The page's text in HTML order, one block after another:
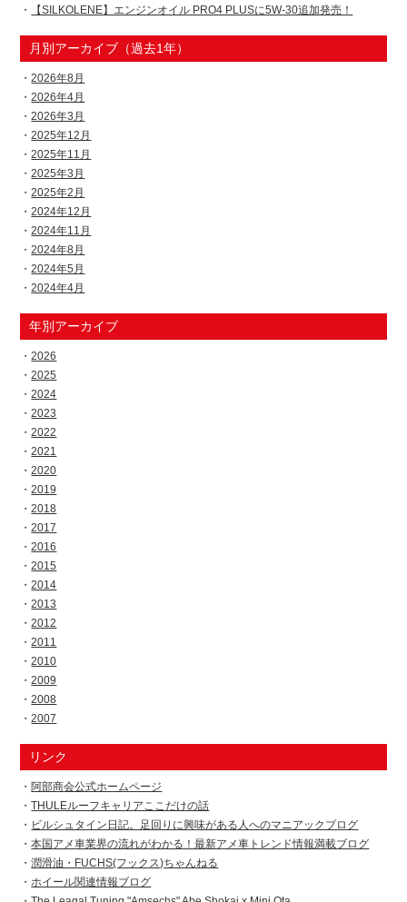
【SILKOLENE】エンジンオイル PRO4 PLUSに5W-30追加発売！
月別アーカイブ（過去1年）
2026年8月
2026年4月
2026年3月
2025年12月
2025年11月
2025年3月
2025年2月
2024年12月
2024年11月
2024年8月
2024年5月
2024年4月
年別アーカイブ
2026
2025
2024
2023
2022
2021
2020
2019
2018
2017
2016
2015
2014
2013
2012
2011
2010
2009
2008
2007
リンク
阿部商会公式ホームページ
THULEルーフキャリアここだけの話
ビルシュタイン日記。足回りに興味がある人へのマニアックブログ
本国アメ車業界の流れがわかる！最新アメ車トレンド情報満載ブログ
潤滑油・FUCHS(フックス)ちゃんねる
ホイール関連情報ブログ